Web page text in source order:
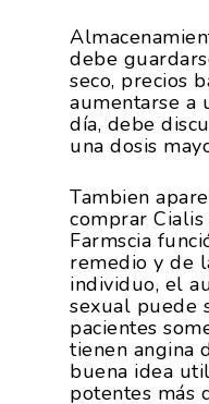
debe
seco, precios
aumentarse a
día, debe
una dosis
Tambien
comprar Cialis
Farmscia
remedio y de
individuo, el
sexual puede
pacientes
tienen angina
buena idea
potentes más